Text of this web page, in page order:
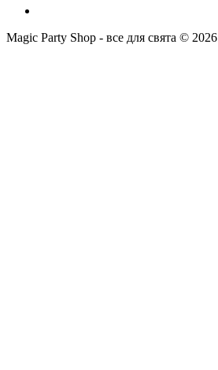
Magic Party Shop - все для свята © 2026